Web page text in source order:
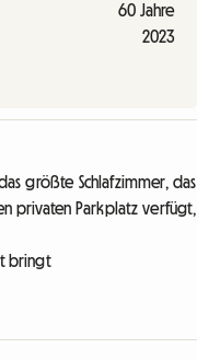
60 Jahre
2023
größte Schlafzimmer, das
privaten Parkplatz verfügt,
bringt